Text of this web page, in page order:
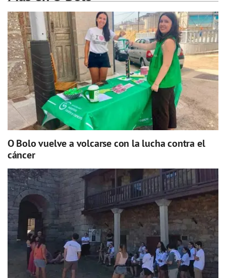
O Bolo vuelve a volcarse con la lucha contra el
cáncer